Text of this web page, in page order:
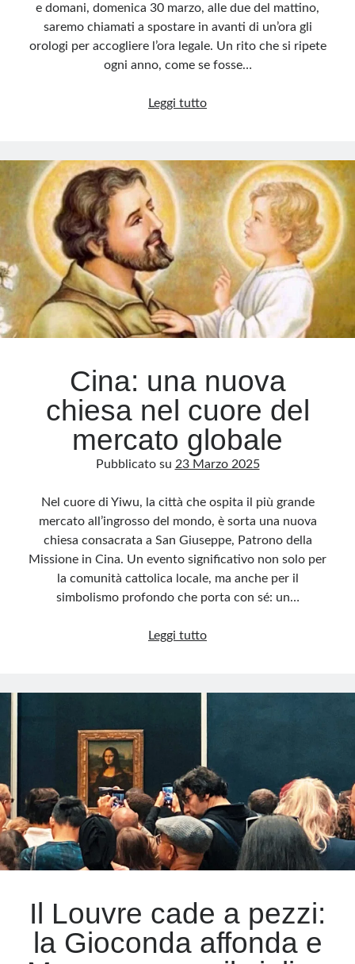
e domani, domenica 30 marzo, alle due del mattino,
saremo chiamati a spostare in avanti di un’ora gli
orologi per accogliere l’ora legale. Un rito che si ripete
ogni anno, come se fosse…
Leggi tuttoOra
rituale
obsoleto
che
continua
a
tormentarci
Cina: una nuova
chiesa nel cuore del
mercato globale
Pubblicato su 23 Marzo 2025
Nel cuore di Yiwu, la città che ospita il più grande
mercato all’ingrosso del mondo, è sorta una nuova
chiesa consacrata a San Giuseppe, Patrono della
Missione in Cina. Un evento significativo non solo per
la comunità cattolica locale, ma anche per il
simbolismo profondo che porta con sé: un…
Leggi tuttoCina:
chiesa
mercato
globale
Il Louvre cade a pezzi:
la Gioconda affonda e